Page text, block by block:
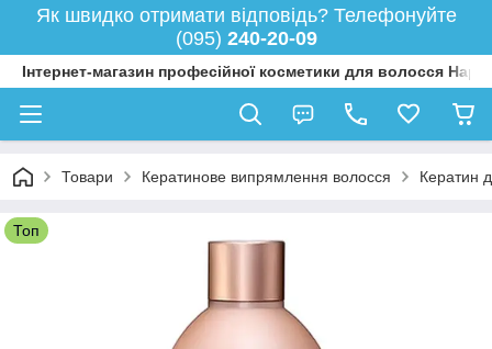
Як швидко отримати відповідь? Телефонуйте
(095) 240-20-09
Інтернет-магазин професійної косметики для волосся
Товари Кератинове випрямлення волосся Кератин
Топ